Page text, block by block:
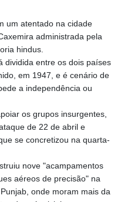
um atentado na cidade
administrada pela
hindus.
dividida entre os dois países
em 1947, e é cenário de
a independência ou
os grupos insurgentes,
de 22 de abril e
se concretizou na quarta-
nove "acampamentos
aéreos de precisão" na
onde moram mais da